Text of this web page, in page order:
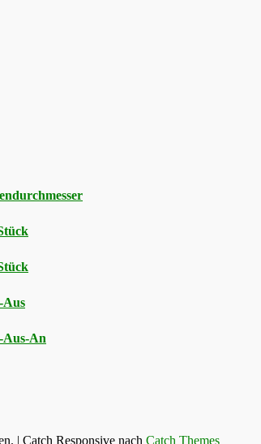
Aus
Aus-An
| Catch Responsive nach Catch Themes